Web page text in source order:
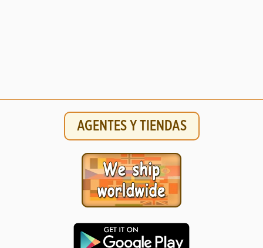
AGENTES Y TIENDAS